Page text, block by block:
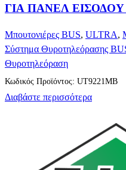
ΓΙΑ ΠΑΝΕΛ ΕΙΣΟΔΟΥ
Μπουτονιέρες BUS, ULTRA,
Σύστημα Θυροτηλεόρασης
Θυροτηλεόραση
Διαβάστε περισσότερα
Κωδικός Προϊόντος: UT9221MB